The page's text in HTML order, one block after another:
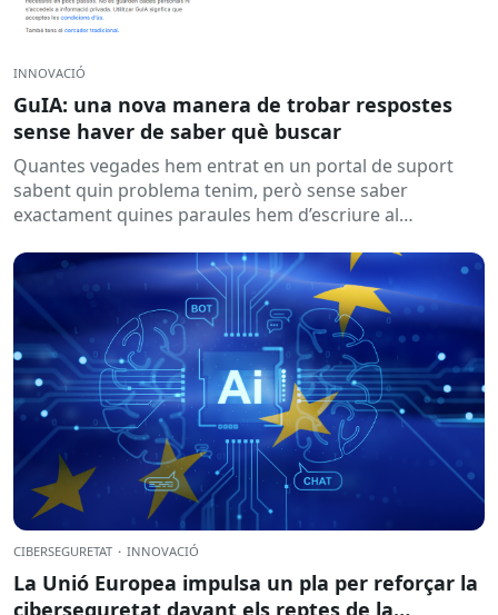
INNOVACIÓ
GuIA: una nova manera de trobar respostes
sense haver de saber què buscar
Quantes vegades hem entrat en un portal de suport
sabent quin problema tenim, però sense saber
exactament quines paraules hem d’escriure al
CIBERSEGURETAT · INNOVACIÓ
La Unió Europea impulsa un pla per reforçar la